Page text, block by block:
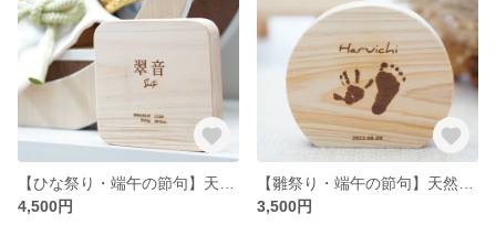
4,500円
3,500円